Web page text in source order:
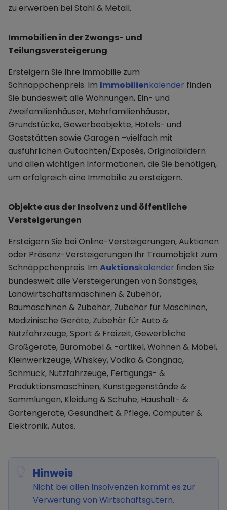
zu erwerben bei Stahl & Metall.
Immobilien in der Zwangs- und
Teilungsversteigerung
Ersteigern Sie Ihre Immobilie zum
Schnäppchenpreis. Im Immobilienkalender finden
Sie bundesweit alle Wohnungen, Ein- und
Zweifamilienhäuser, Mehrfamilienhäuser,
Grundstücke, Gewerbeobjekte, Hotels- und
Gaststätten sowie Garagen –vielfach mit
ausführlichen Gutachten/Exposés, Originalbildern
und allen wichtigen Informationen, die Sie benötigen,
um erfolgreich eine Immobilie zu ersteigern.
Objekte aus der Insolvenz und öffentliche
Versteigerungen
Ersteigern Sie bei Online-Versteigerungen, Auktionen
oder Präsenz-Versteigerungen Ihr Traumobjekt zum
Schnäppchenpreis. Im Auktionskalender finden Sie
bundesweit alle Versteigerungen von Sonstiges,
Landwirtschaftsmaschinen & Zubehör,
Baumaschinen & Zubehör, Zubehör für Maschinen,
Medizinische Geräte, Zubehör für Auto &
Nutzfahrzeuge, Sport & Freizeit, Gewerbliche
Großgeräte, Büromöbel & -artikel, Wohnen & Möbel,
Kleinwerkzeuge, Whiskey, Vodka & Congnac,
Schmuck, Nutzfahrzeuge, Fertigungs- &
Produktionsmaschinen, Kunstgegenstände &
Sammlungen, Kleidung & Schuhe, Haushalt- &
Gartengeräte, Gesundheit & Pflege, Computer &
Elektronik, Autos.
Hinweis
Nicht bei allen Insolvenzen kommt es zur
Verwertung von Wirtschaftsgütern.